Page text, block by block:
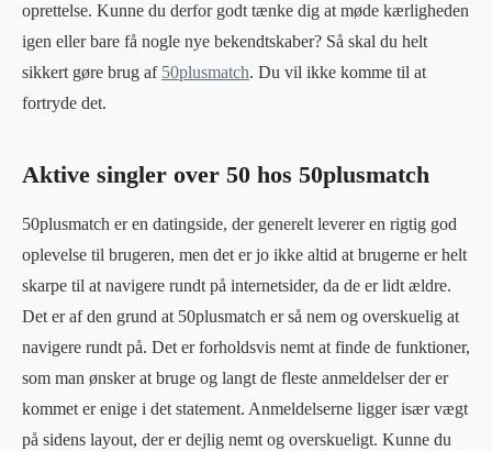
oprettelse. Kunne du derfor godt tænke dig at møde kærligheden
igen eller bare få nogle nye bekendtskaber? Så skal du helt
sikkert gøre brug af 50plusmatch. Du vil ikke komme til at
fortryde det.
Aktive singler over 50 hos 50plusmatch
50plusmatch er en datingside, der generelt leverer en rigtig god
oplevelse til brugeren, men det er jo ikke altid at brugerne er helt
skarpe til at navigere rundt på internetsider, da de er lidt ældre.
Det er af den grund at 50plusmatch er så nem og overskuelig at
navigere rundt på. Det er forholdsvis nemt at finde de funktioner,
som man ønsker at bruge og langt de fleste anmeldelser der er
kommet er enige i det statement. Anmeldelserne ligger især vægt
på sidens layout, der er dejlig nemt og overskueligt. Kunne du